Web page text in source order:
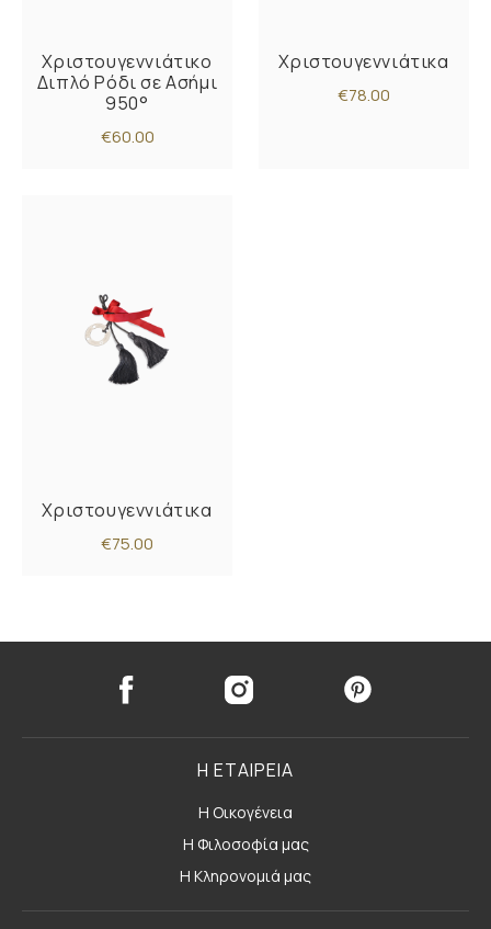
Χριστουγεννιάτικο
Διπλό Ρόδι σε Ασήμι
950°
€60.00
Χριστουγεννιάτικα
€78.00
Χριστουγεννιάτικα
€75.00
Η ΕΤΑΙΡΕΙΑ
Η Οικογένεια
Η Φιλοσοφία μας
Η Κληρονομιά μας